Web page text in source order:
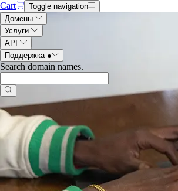
Cart
Toggle navigation
Домены
Услуги
API
Поддержка ●
Search domain names.